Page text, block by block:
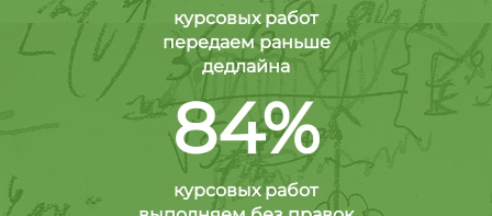
курсовых работ
передаем раньше
дедлайна
84%
курсовых работ